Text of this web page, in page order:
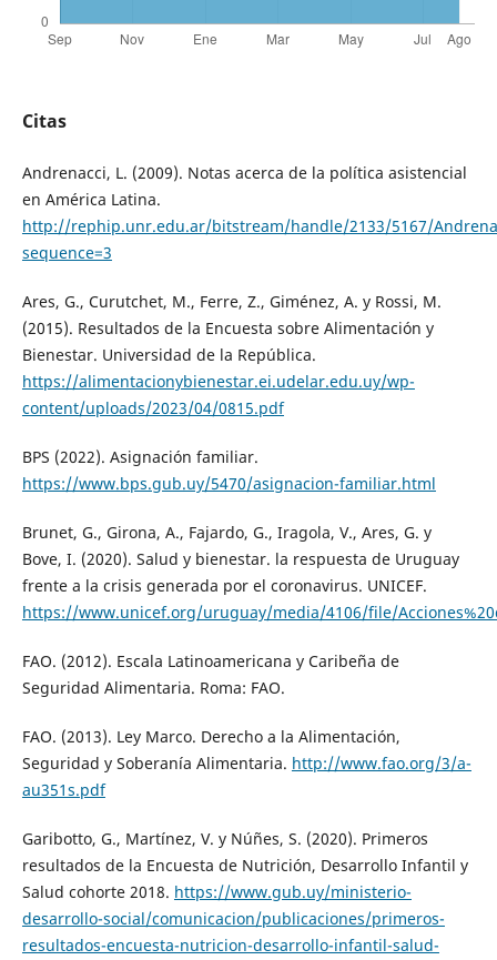
Citas
Andrenacci, L. (2009). Notas acerca de la política asistencial
en América Latina.
http://rephip.unr.edu.ar/bitstream/handle/2133/5167/
sequence=3
Ares, G., Curutchet, M., Ferre, Z., Giménez, A. y Rossi, M.
(2015). Resultados de la Encuesta sobre Alimentación y
Bienestar. Universidad de la República.
https://alimentacionybienestar.ei.udelar.edu.uy/wp-
content/uploads/2023/04/0815.pdf
BPS (2022). Asignación familiar.
https://www.bps.gub.uy/5470/asignacion-familiar.html
Brunet, G., Girona, A., Fajardo, G., Iragola, V., Ares, G. y
Bove, I. (2020). Salud y bienestar. la respuesta de Uruguay
frente a la crisis generada por el coronavirus. UNICEF.
https://www.unicef.org/uruguay/media/4106/file/
FAO. (2012). Escala Latinoamericana y Caribeña de
Seguridad Alimentaria. Roma: FAO.
FAO. (2013). Ley Marco. Derecho a la Alimentación,
Seguridad y Soberanía Alimentaria. http://www.fao.org/3/a-
au351s.pdf
Garibotto, G., Martínez, V. y Núñes, S. (2020). Primeros
resultados de la Encuesta de Nutrición, Desarrollo Infantil y
Salud cohorte 2018. https://www.gub.uy/ministerio-
desarrollo-social/comunicacion/publicaciones/primeros-
resultados-encuesta-nutricion-desarrollo-infantil-salud-